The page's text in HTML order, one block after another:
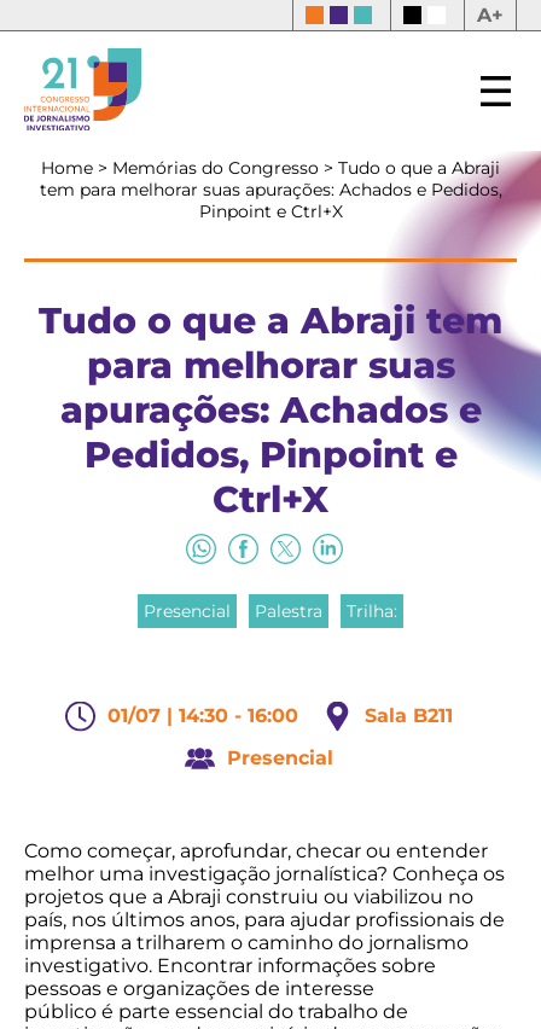
A+
Home > Memórias do Congresso > Tudo o que a Abraji
tem para melhorar suas apurações: Achados e Pedidos,
Pinpoint e Ctrl+X
Tudo o que a Abraji tem
para melhorar suas
apurações: Achados e
Pedidos, Pinpoint e
Ctrl+X
Presencial Palestra Trilha:
01/07 | 14:30 - 16:00
Sala B211
Presencial
Como começar, aprofundar, checar ou entender
melhor uma investigação jornalística? Conheça os
projetos que a Abraji construiu ou viabilizou no
país, nos últimos anos, para ajudar profissionais de
imprensa a trilharem o caminho do jornalismo
investigativo. Encontrar informações sobre
pessoas e organizações de interesse
público é parte essencial do trabalho de